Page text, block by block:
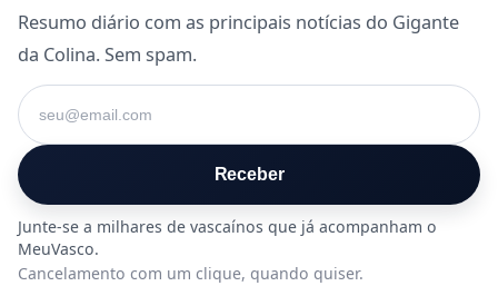
Resumo diário com as principais notícias do Gigante
da Colina. Sem spam.
Seu e-mail
Receber
Cancelamento com um clique, quando quiser.